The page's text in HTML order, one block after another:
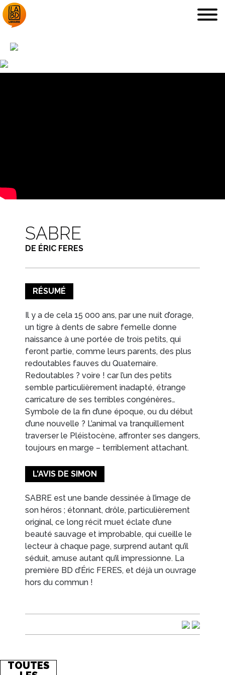
EN IMAGES
SABRE
DE ÉRIC FERES
RÉSUMÉ
Il y a de cela 15 000 ans, par une nuit d’orage,
un tigre à dents de sabre femelle donne
naissance à une portée de trois petits, qui
feront partie, comme leurs parents, des plus
redoutables fauves du Quaternaire.
Redoutables ? voire ! car l’un des petits
semble particulièrement inadapté, étrange
carricature de ses terribles congénères…
Symbole de la fin d’une époque, ou du début
d’une nouvelle ? L’animal va tranquillement
traverser le Pléistocène, affronter ses dangers,
toujours en marge – terriblement attachant.
L'AVIS DE SIMON
SABRE est une bande dessinée à l’image de
son héros ; étonnant, drôle, particulièrement
original, ce long récit muet éclate d’une
beauté sauvage et improbable, qui cueille le
lecteur à chaque page, surprend autant qu’il
séduit, amuse autant qu’il impressionne. La
première BD d’Éric FERES, et déjà un ouvrage
hors du commun !
TOUTES